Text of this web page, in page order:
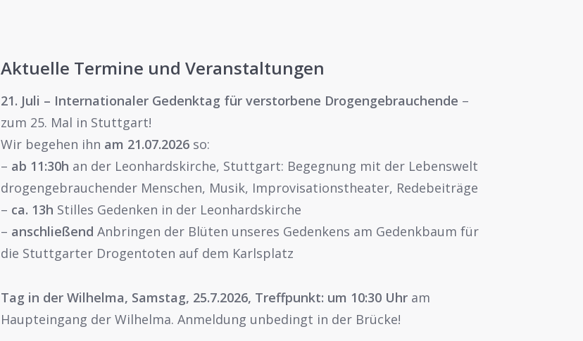
Aktuelle Termine und Veranstaltungen
21. Juli – Internationaler Gedenktag für verstorbene Drogengebrauchende –
zum 25. Mal in Stuttgart!
Wir begehen ihn am 21.07.2026so:
– ab 11:30h an der Leonhardskirche, Stuttgart: Begegnung mit der Lebenswelt
drogengebrauchender Menschen, Musik, Improvisationstheater, Redebeiträge
– ca. 13h Stilles Gedenken in der Leonhardskirche
– anschließend Anbringen der Blüten unseres Gedenkens am Gedenkbaum für
die Stuttgarter Drogentoten auf dem Karlsplatz
Tag in der Wilhelma, Samstag, 25.7.2026, Treffpunkt: um 10:30 Uhram
Haupteingang der Wilhelma. Anmeldung unbedingt in der Brücke!